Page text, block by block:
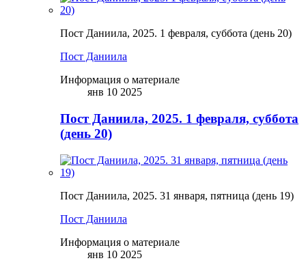
Пост Даниила, 2025. 1 февраля, суббота (день 20)
Пост Даниила
Информация о материале
янв 10 2025
Пост Даниила, 2025. 1 февраля, суббота
(день 20)
Пост Даниила, 2025. 31 января, пятница (день 19)
Пост Даниила
Информация о материале
янв 10 2025